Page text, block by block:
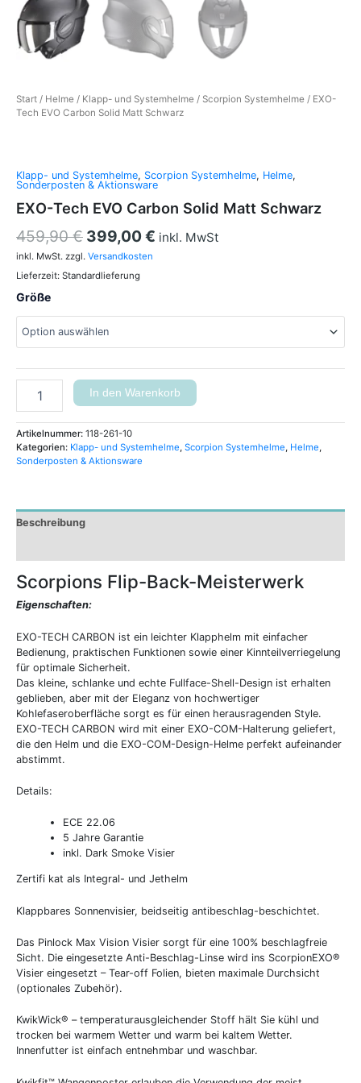
Start / Helme / Klapp- und Systemhelme / Scorpion Systemhelme / EXO-
Tech EVO Carbon Solid Matt Schwarz
Klapp- und Systemhelme, Scorpion Systemhelme, Helme,
Sonderposten & Aktionsware
EXO-Tech EVO Carbon Solid Matt Schwarz
459,90€ 399,00€ inkl. MwSt
inkl. MwSt. zzgl. Versandkosten
Lieferzeit: Standardlieferung
Größe
In den Warenkorb
Artikelnummer: 118-261-10
Kategorien: Klapp- und Systemhelme, Scorpion Systemhelme, Helme,
Sonderposten & Aktionsware
Beschreibung
Scorpions Flip-Back-Meisterwerk
Eigenschaften:
EXO-TECH CARBON ist ein leichter Klapphelm mit einfacher
Bedienung, praktischen Funktionen sowie einer Kinnteilverriegelung
für optimale Sicherheit.
Das kleine, schlanke und echte Fullface-Shell-Design ist erhalten
geblieben, aber mit der Eleganz von hochwertiger
Kohlefaseroberfläche sorgt es für einen herausragenden Style.
EXO-TECH CARBON wird mit einer EXO-COM-Halterung geliefert,
die den Helm und die EXO-COM-Design-Helme perfekt aufeinander
abstimmt.
Details:
ECE 22.06
5 Jahre Garantie
inkl. Dark Smoke Visier
Zertifi kat als Integral- und Jethelm
Klappbares Sonnenvisier, beidseitig antibeschlag-beschichtet.
Das Pinlock Max Vision Visier sorgt für eine 100% beschlagfreie
Sicht. Die eingesetzte Anti-Beschlag-Linse wird ins ScorpionEXO®
Visier eingesetzt – Tear-off Folien, bieten maximale Durchsicht
(optionales Zubehör).
KwikWick® – temperaturausgleichender Stoff hält Sie kühl und
trocken bei warmem Wetter und warm bei kaltem Wetter.
Innenfutter ist einfach entnehmbar und waschbar.